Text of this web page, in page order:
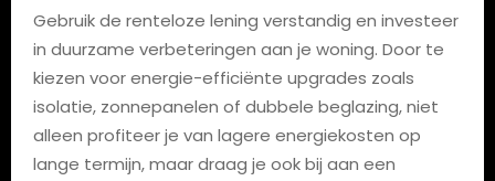
Gebruik de renteloze lening verstandig en investeer
in duurzame verbeteringen aan je woning. Door te
kiezen voor energie-efficiënte upgrades zoals
isolatie, zonnepanelen of dubbele beglazing, niet
alleen profiteer je van lagere energiekosten op
lange termijn, maar draag je ook bij aan een